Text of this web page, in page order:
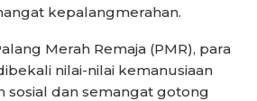
kepalangmerahan.
Merah Remaja (PMR), para
nilai-nilai kemanusiaan
sosial dan semangat gotong